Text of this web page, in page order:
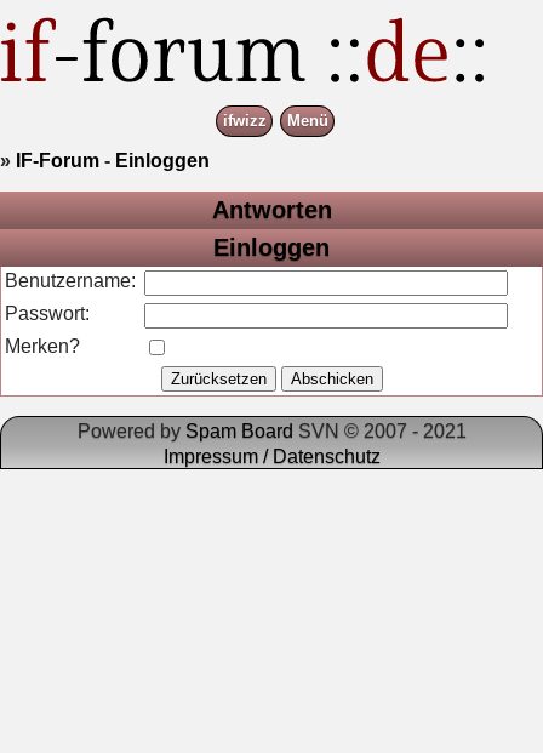
ifwizz Menü
» IF-Forum - Einloggen
Antworten
Einloggen
Benutzername:
Passwort:
Merken?
Powered by Spam Board SVN © 2007 - 2021
Impressum / Datenschutz